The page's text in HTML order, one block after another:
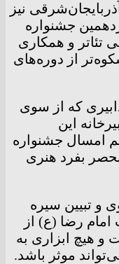
نیز
جشنواره
تئاتر و همکاری
از دوره‌های
که از سوی
این
امسال جشنواره
بفرد هنری
و تبیین سیره
رضا (ع) از
و هیچ ابزاری به
موثر باشد.